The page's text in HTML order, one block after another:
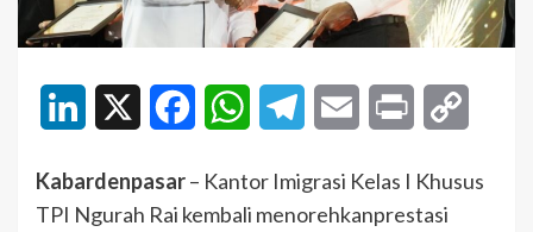
LinkedIn FacebookWhatsAppTelegramEmail Print
Kabardenpasar– Kantor Imigrasi Kelas I Khusus
TPI Ngurah Rai kembali menorehkanprestasi